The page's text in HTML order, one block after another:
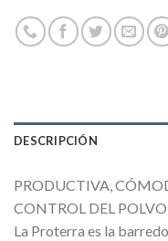
DESCRIPCIÓN
PRODUCTIVA,
CONTROL DEL POLVO
La Proterra es la